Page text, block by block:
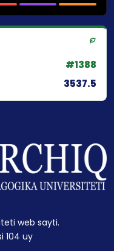
#1388
3537.5
web sayti.
104 uy